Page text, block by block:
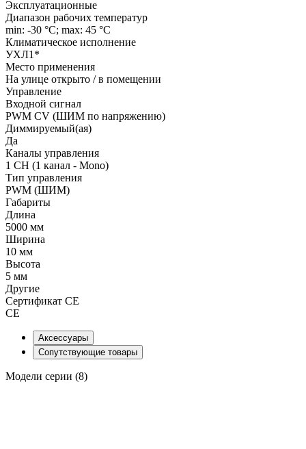
Эксплуатационные
Диапазон рабочих температур
min: -30 °C; max: 45 °C
Климатическое исполнение
УХЛ1*
Место применения
На улице открыто / в помещении
Управление
Входной сигнал
PWM СV (ШИМ по напряжению)
Диммируемый(ая)
Да
Каналы управления
1 CH (1 канал - Mono)
Тип управления
PWM (ШИМ)
Габариты
Длина
5000 мм
Ширина
10 мм
Высота
5 мм
Другие
Сертификат CE
CE
Аксессуары
Сопутствующие товары
Модели серии (8)